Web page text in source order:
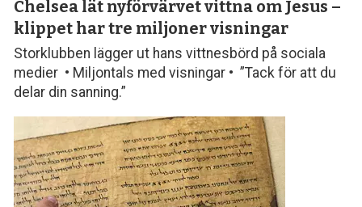
Chelsea lät nyförvärvet vittna om Jesus –
klippet har tre miljoner visningar
Storklubben lägger ut hans vittnesbörd på sociala
medier • Miljontals med visningar • ”Tack för att du
delar din sanning.”